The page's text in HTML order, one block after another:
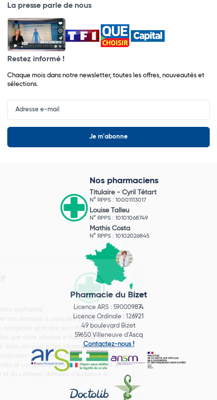
La presse parle de nous
Restez informé !
Chaque mois dans notre newsletter, toutes les offres, nouveautés et
sélections.
Input
Newsletter
Nos pharmaciens
Titulaire - Cyril Tétart
N° RPPS : 10001113017
Louise Talleu
N° RPPS : 10101068749
Mathis Costa
N° RPPS : 10102026845
Pharmacie du Bizet
Licence ARS : 590009874
Licence Ordinale : 126921
49 boulevard Bizet
59650 Villeneuve d'Ascq
Contactez-nous !